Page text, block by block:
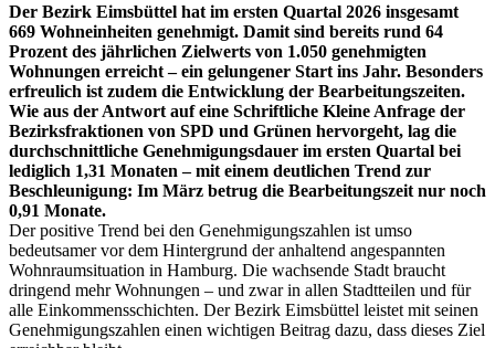
Der Bezirk Eimsbüttel hat im ersten Quartal 2026 insgesamt
669 Wohneinheiten genehmigt. Damit sind bereits rund 64
Prozent des jährlichen Zielwerts von 1.050 genehmigten
Wohnungen erreicht – ein gelungener Start ins Jahr. Besonders
erfreulich ist zudem die Entwicklung der Bearbeitungszeiten.
Wie aus der Antwort auf eine Schriftliche Kleine Anfrage der
Bezirksfraktionen von SPD und Grünen hervorgeht, lag die
durchschnittliche Genehmigungsdauer im ersten Quartal bei
lediglich 1,31 Monaten – mit einem deutlichen Trend zur
Beschleunigung: Im März betrug die Bearbeitungszeit nur noch
0,91 Monate.
Der positive Trend bei den Genehmigungszahlen ist umso
bedeutsamer vor dem Hintergrund der anhaltend angespannten
Wohnraumsituation in Hamburg. Die wachsende Stadt braucht
dringend mehr Wohnungen – und zwar in allen Stadtteilen und für
alle Einkommensschichten. Der Bezirk Eimsbüttel leistet mit seinen
Genehmigungszahlen einen wichtigen Beitrag dazu, dass dieses Ziel